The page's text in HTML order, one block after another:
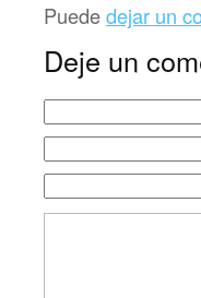
Puededejar un
Deje un